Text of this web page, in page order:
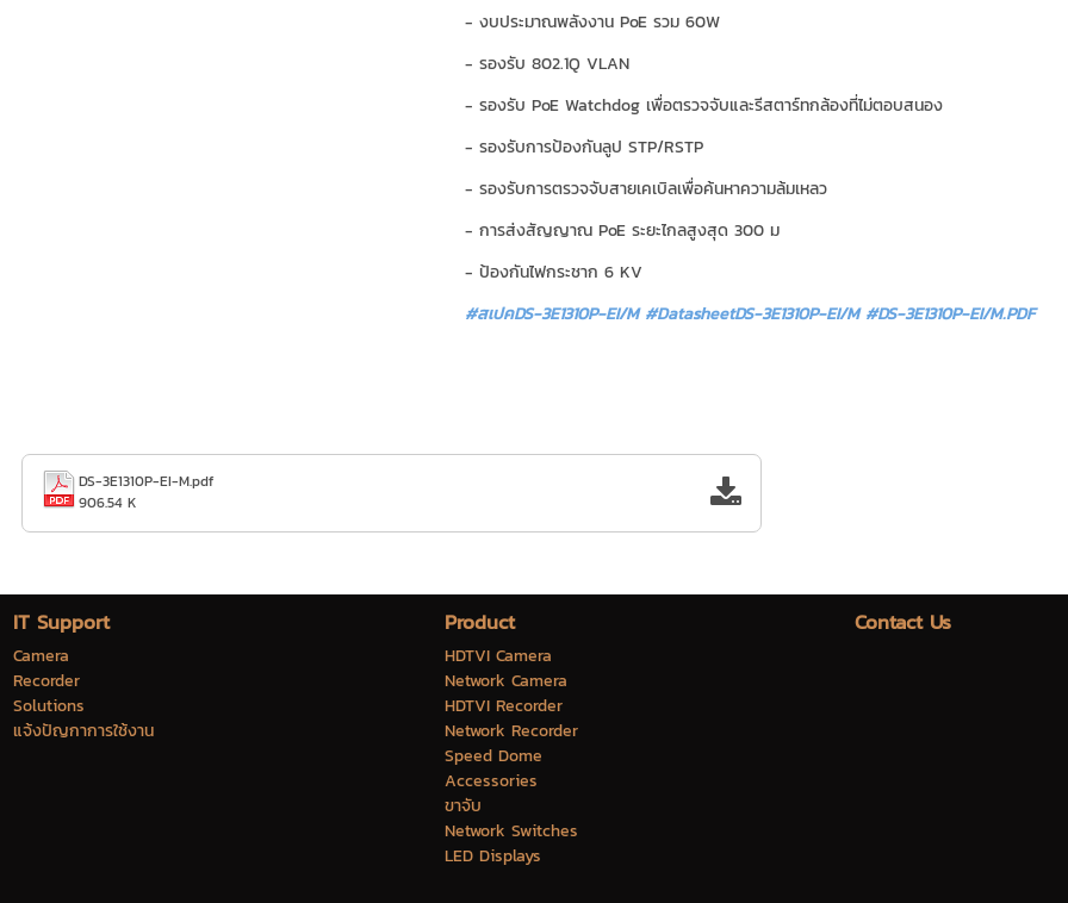
- งบประมาณพลังงาน PoE รวม 60W
- รองรับ 802.1Q VLAN
- รองรับ PoE Watchdog เพื่อตรวจจับและรีสตาร์ทกล้องที่ไม่ตอบสนอง
- รองรับการป้องกันลูป STP/RSTP
- รองรับการตรวจจับสายเคเบิลเพื่อค้นหาความล้มเหลว
- การส่งสัญญาณ PoE ระยะไกลสูงสุด 300 ม
- ป้องกันไฟกระชาก 6 KV
#สเปคDS-3E1310P-EI/M #DatasheetDS-3E1310P-EI/M#DS-3E1310P-EI/M.PDF
DS-3E1310P-EI-M.pdf
906.54 K
IT Support
Camera
Recorder
Solutions
แจ้งปัญกาการใช้งาน
Product
HDTVI Camera
Network Camera
HDTVI Recorder
Network Recorder
Speed Dome
Accessories
ขาจับ
Network Switches
LED Displays
Contact Us